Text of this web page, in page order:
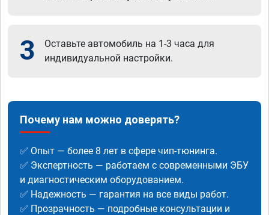
3
Оставьте автомобиль на 1-3 часа для
индивидуальной настройки.
Почему нам можно доверять?
✅ Опыт — более 8 лет в сфере чип-тюнинга.
✅ Экспертность — работаем с современными ЭБУ
и диагностическим оборудованием.
✅ Надежность — гарантия на все виды работ.
✅ Прозрачность — подробные консультации и